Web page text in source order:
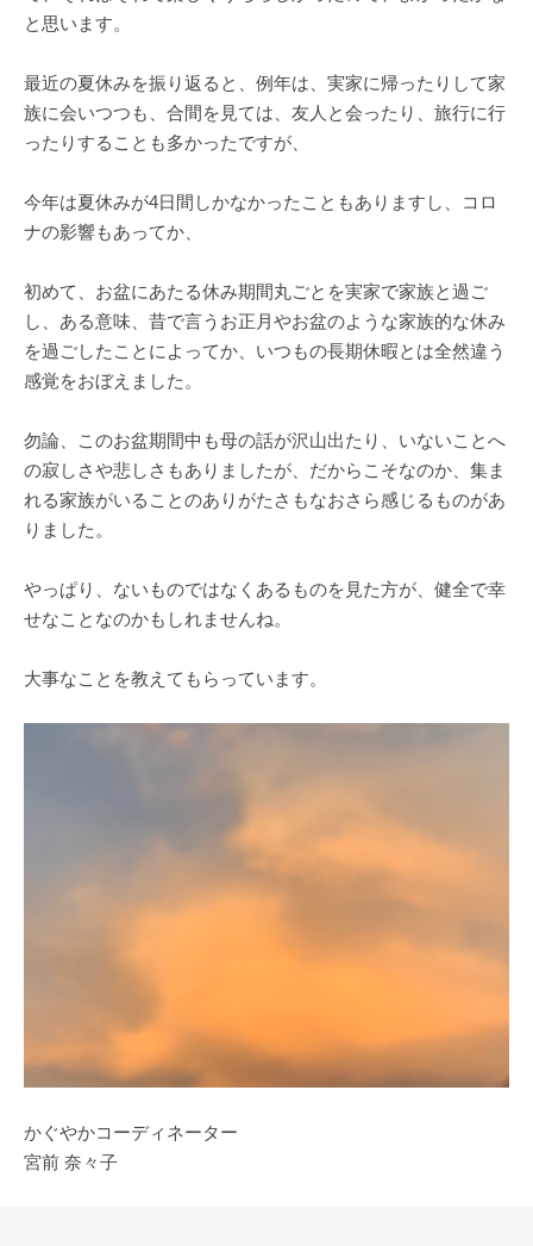
と思います。
最近の夏休みを振り返ると、例年は、実家に帰ったりして家
族に会いつつも、合間を見ては、友人と会ったり、旅行に行
ったりすることも多かったですが、
今年は夏休みが4日間しかなかったこともありますし、コロ
ナの影響もあってか、
初めて、お盆にあたる休み期間丸ごとを実家で家族と過ご
し、ある意味、昔で言うお正月やお盆のような家族的な休み
を過ごしたことによってか、いつもの長期休暇とは全然違う
感覚をおぼえました。
勿論、このお盆期間中も母の話が沢山出たり、いないことへ
の寂しさや悲しさもありましたが、だからこそなのか、集ま
れる家族がいることのありがたさもなおさら感じるものがあ
りました。
やっぱり、ないものではなくあるものを見た方が、健全で幸
せなことなのかもしれませんね。
大事なことを教えてもらっています。
かぐやかコーディネーター
宮前 奈々子